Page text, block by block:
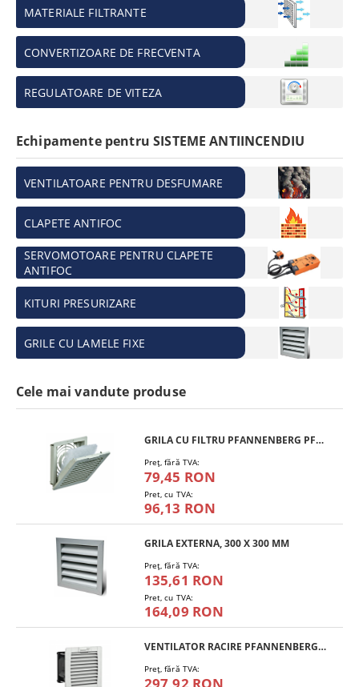
MATERIALE FILTRANTE
CONVERTIZOARE DE FRECVENTA
REGULATOARE DE VITEZA
Echipamente pentru SISTEME ANTIINCENDIU
VENTILATOARE PENTRU DESFUMARE
CLAPETE ANTIFOC
SERVOMOTOARE PENTRU CLAPETE
ANTIFOC
KITURI PRESURIZARE
GRILE CU LAMELE FIXE
Cele mai vandute produse
GRILA CU FILTRU PFANNENBERG PFA 10.000
Preţ, fără TVA:
79,45 RON
Pret, cu TVA:
96,13 RON
GRILA EXTERNA, 300 X 300 MM
Preţ, fără TVA:
135,61 RON
Pret, cu TVA:
164,09 RON
VENTILATOR RACIRE PFANNENBERG PF 11.000
Preţ, fără TVA: